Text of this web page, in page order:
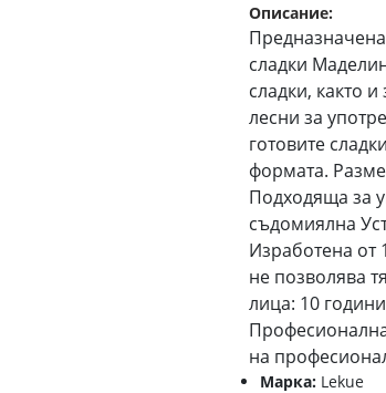
Описание:
сладки
сладки, както
лесни за
готовите
формата.
Подходяща за
съдомиялна
Изработена от
не позволява
лица: 10 години
на
Марка: Lekue